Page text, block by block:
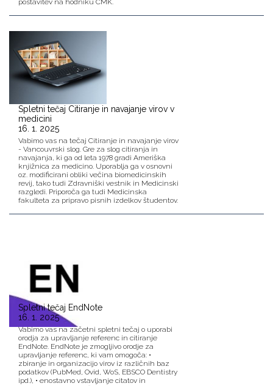
postavitev na hodniku CMK.
Spletni tečaj Citiranje in navajanje virov v
medicini
16. 1. 2025
Vabimo vas na tečaj Citiranje in navajanje virov
- Vancouvrski slog. Gre za slog citiranja in
navajanja, ki ga od leta 1978 gradi Ameriška
knjižnica za medicino. Uporablja ga v osnovni
oz. modificirani obliki večina biomedicinskih
revij, tako tudi Zdravniški vestnik in Medicinski
razgledi. Priporoča ga tudi Medicinska
fakulteta za pripravo pisnih izdelkov študentov.
Spletni tečaj EndNote
16. 1. 2025
Vabimo vas na začetni spletni tečaj o uporabi
orodja za upravljanje referenc in citiranje
EndNote. EndNote je zmogljivo orodje za
upravljanje referenc, ki vam omogoča: •
zbiranje in organizacijo virov iz različnih baz
podatkov (PubMed, Ovid, WoS, EBSCO Dentistry
ipd.), • enostavno vstavljanje citatov in